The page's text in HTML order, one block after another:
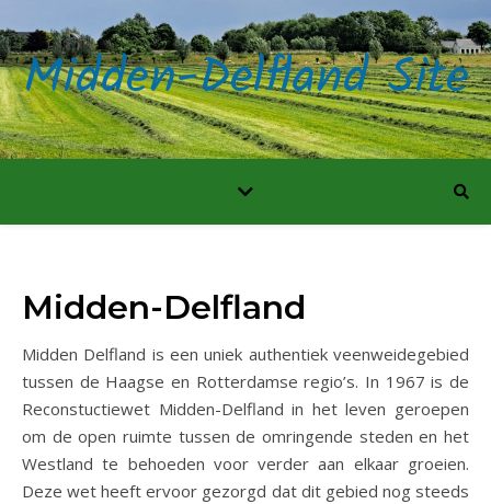
Midden-Delfland Site
Midden-Delfland
Midden Delfland is een uniek authentiek veenweidegebied
tussen de Haagse en Rotterdamse regio’s. In 1967 is de
Reconstuctiewet Midden-Delfland in het leven geroepen
om de open ruimte tussen de omringende steden en het
Westland te behoeden voor verder aan elkaar groeien.
Deze wet heeft ervoor gezorgd dat dit gebied nog steeds